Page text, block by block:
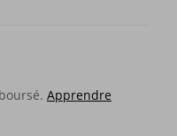
Apprendre